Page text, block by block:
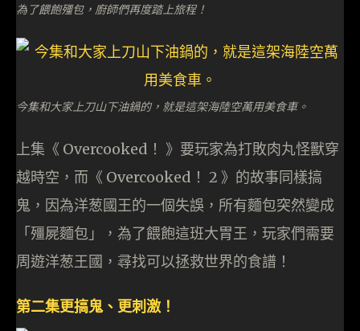
為了餵飽殭包，廚師們再度踏上旅程！
今集和大家上刀山下油鍋的，就是這架海陸空萬用美食車。
上集《 Overcooked！ 》要玩家為打敗肉丸怪獸穿
越時空，而《 Overcooked！ 2 》的故事同樣搞
鬼，因為洋葱國王的一個失誤，所有麵包突然變成
「殭屍麵包」，為了餵飽這班大胃王，玩家們需要
周遊洋葱王國，尋找可以拯救世界的食譜！
第二集更搞鬼、更刺激！